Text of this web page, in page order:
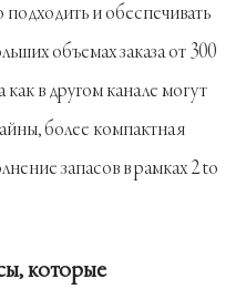
и обеспечивать
объемах заказа от 300
как в другом канале могут
более компактная
запасов в рамках 2 to
которые